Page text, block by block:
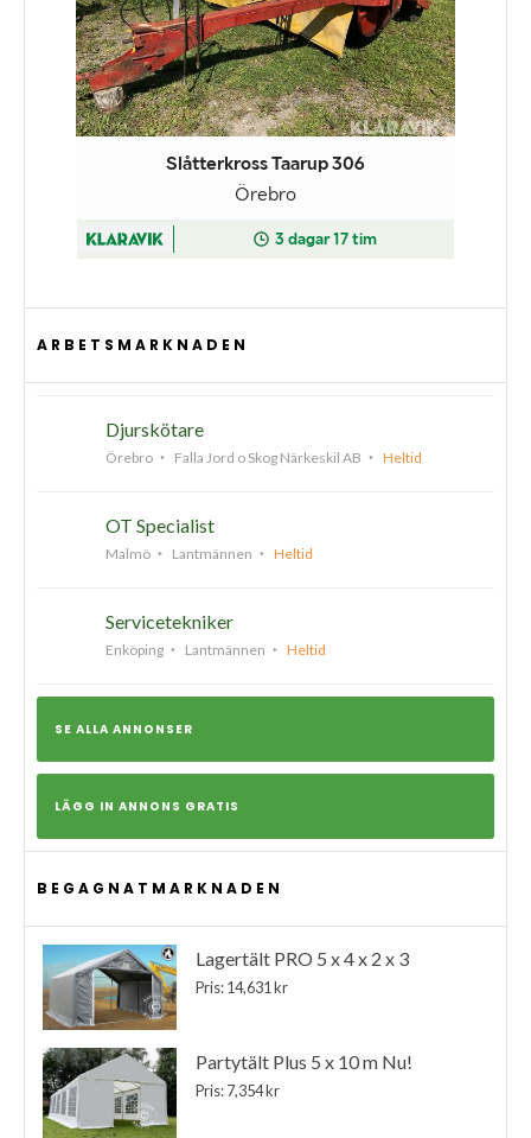
ARBETSMARKNADEN
Djurskötare
Örebro Falla Jord o Skog Närkeskil AB Heltid
OT Specialist
Malmö Lantmännen Heltid
Servicetekniker
Enköping Lantmännen Heltid
SE ALLA ANNONSER
LÄGG IN ANNONS GRATIS
BEGAGNATMARKNADEN
Lagertält PRO 5 x 4 x 2 x 3
Pris: 14,631 kr
Partytält Plus 5 x 10 m Nu!
Pris: 7,354 kr